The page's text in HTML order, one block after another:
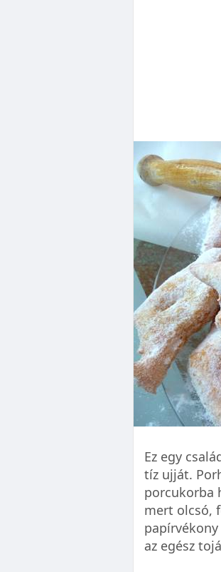
Ez egy
tíz ujját.
porcukorba
mert olcsó,
az egész